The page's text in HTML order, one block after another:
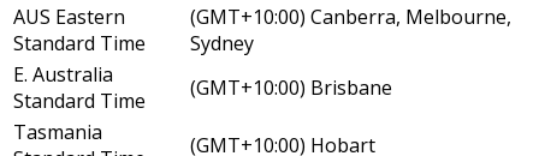
AUS Eastern
Standard Time
(GMT+10:00) Canberra, Melbourne,
Sydney
E. Australia
Standard Time
(GMT+10:00) Brisbane
Tasmania
(GMT+10:00) Hobart